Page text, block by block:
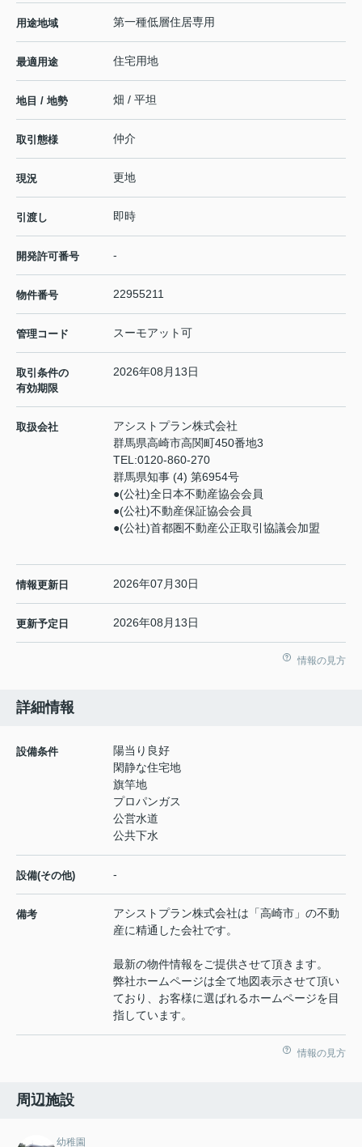
用途地域 第一種低層住居専用
最適用途 住宅用地
地目 / 地勢 畑 / 平坦
取引態様 仲介
現況 更地
引渡し 即時
開発許可番号 -
物件番号 22955211
管理コード スーモアット可
取引条件の
有効期限
2026年08月13日
取扱会社
アシストプラン株式会社
群馬県高崎市高関町450番地3
TEL:0120-860-270
群馬県知事 (4) 第6954号
●(公社)全日本不動産協会会員
●(公社)不動産保証協会会員
●(公社)首都圏不動産公正取引協議会加盟
情報更新日 2026年07月30日
更新予定日 2026年08月13日
情報の見方
詳細情報
設備条件
陽当り良好
閑静な住宅地
旗竿地
プロパンガス
公営水道
公共下水
設備(その他) -
備考
アシストプラン株式会社は「高崎市」の不動
産に精通した会社です。
最新の物件情報をご提供させて頂きます。
弊社ホームページは全て地図表示させて頂い
ており、お客様に選ばれるホームページを目
指しています。
情報の見方
周辺施設
幼稚園